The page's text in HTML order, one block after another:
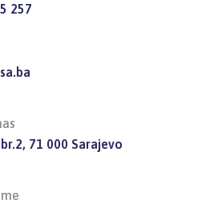
257
71 000 Sarajevo